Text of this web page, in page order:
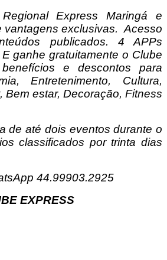
Express Maringá e
vantagens exclusivas. Acesso
publicados. 4 APPs
ganhe gratuitamente o Clube
e descontos para
Entretenimento, Cultura,
Bem estar, Decoração, Fitness
de até dois eventos durante o
classificados por trinta dias
44.99903.2925
EXPRESS